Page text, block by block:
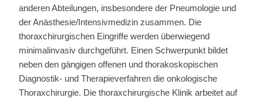
anderen Abteilungen, insbesondere der Pneumologie und
der Anästhesie/Intensivmedizin zusammen. Die
thoraxchirurgischen Eingriffe werden überwiegend
minimalinvasiv durchgeführt. Einen Schwerpunkt bildet
neben den gängigen offenen und thorakoskopischen
Diagnostik- und Therapieverfahren die onkologische
Thoraxchirurgie. Die thoraxchirurgische Klinik arbeitet auf